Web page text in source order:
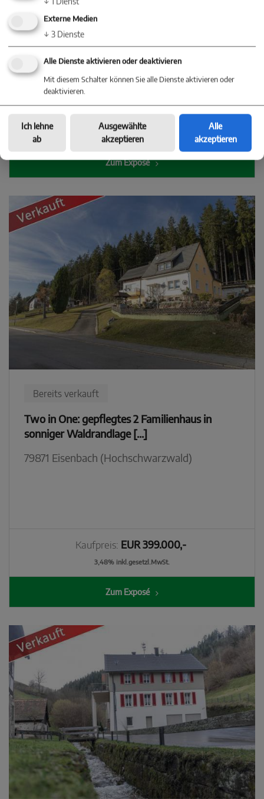
Eigentumswohnung mit schöner Terrasse
72379 Hechingen
Kaufpreis:EUR 274.900,-
3,57 % inkl. gesetzl. MwSt.
Zum Exposé
Bereits verkauft
Two in One: gepflegtes 2 Familienhaus in
sonniger Waldrandlage [...]
79871 Eisenbach (Hochschwarzwald)
Kaufpreis: EUR 399.000,-
3,48% inkl.gesetzl.MwSt.
Zum Exposé
Externe Medien
↓ 3 Dienste
Alle Dienste aktivieren oder deaktivieren
Mit diesem Schalter können Sie alle Dienste aktivieren oder
deaktivieren.
Ich lehne
ab
Ausgewählte
akzeptieren
Alle
akzeptieren